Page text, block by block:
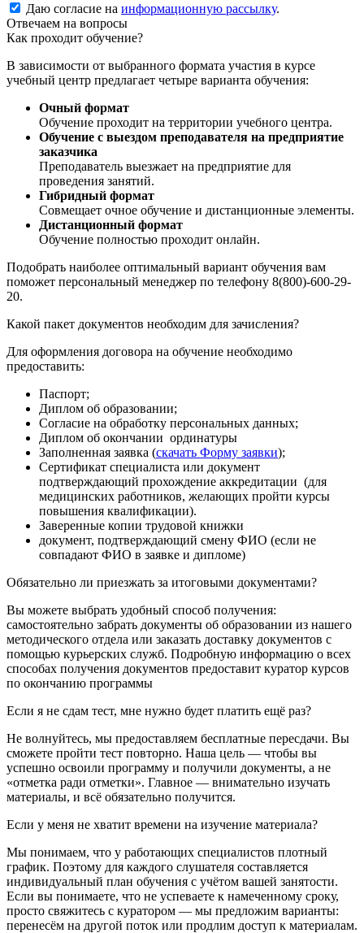
Даю согласие на информационную рассылку.
Отвечаем на вопросы
Как проходит обучение?
В зависимости от выбранного формата участия в курсе
учебный центр предлагает четыре варианта обучения:
Очный формат
Обучение проходит на территории учебного центра.
Обучение с выездом преподавателя на предприятие
заказчика
Преподаватель выезжает на предприятие для
проведения занятий.
Гибридный формат
Совмещает очное обучение и дистанционные элементы.
Дистанционный формат
Обучение полностью проходит онлайн.
Подобрать наиболее оптимальный вариант обучения вам
поможет персональный менеджер по телефону 8(800)-600-29-
20.
Какой пакет документов необходим для зачисления?
Для оформления договора на обучение необходимо
предоставить:
Паспорт;
Диплом об образовании;
Согласие на обработку персональных данных;
Диплом об окончании ординатуры
Заполненная заявка (скачать Форму заявки);
Сертификат специалиста или документ
подтверждающий прохождение аккредитации (для
медицинских работников, желающих пройти курсы
повышения квалификации).
Заверенные копии трудовой книжки
документ, подтверждающий смену ФИО (если не
совпадают ФИО в заявке и дипломе)
Обязательно ли приезжать за итоговыми документами?
Вы можете выбрать удобный способ получения:
самостоятельно забрать документы об образовании из нашего
методического отдела или заказать доставку документов с
помощью курьерских служб. Подробную информацию о всех
способах получения документов предоставит куратор курсов
по окончанию программы
Если я не сдам тест, мне нужно будет платить ещё раз?
Не волнуйтесь, мы предоставляем бесплатные пересдачи. Вы
сможете пройти тест повторно. Наша цель — чтобы вы
успешно освоили программу и получили документы, а не
«отметка ради отметки». Главное — внимательно изучать
материалы, и всё обязательно получится.
Если у меня не хватит времени на изучение материала?
Мы понимаем, что у работающих специалистов плотный
график. Поэтому для каждого слушателя составляется
индивидуальный план обучения с учётом вашей занятости.
Если вы понимаете, что не успеваете к намеченному сроку,
просто свяжитесь с куратором — мы предложим варианты:
перенесём на другой поток или продлим доступ к материалам.